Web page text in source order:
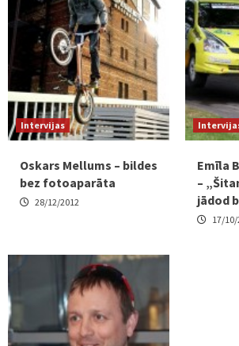
Intervijas
Oskars Mellums – bildes
bez fotoaparāta
28/12/2012
Emīla
–
jādod
17/10/